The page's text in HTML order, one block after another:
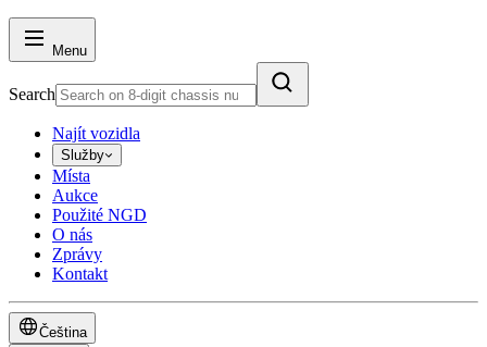
Menu
Search
Najít vozidla
Služby
Místa
Aukce
Použité NGD
O nás
Zprávy
Kontakt
Čeština